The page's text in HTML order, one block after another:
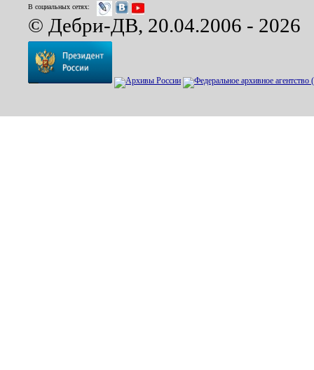
В социальных сетях:
© Дебри-ДВ, 20.04.2006 - 2026